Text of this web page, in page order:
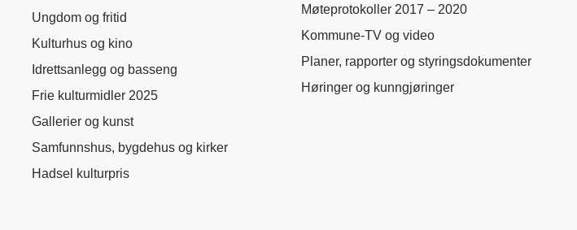
Ungdom og fritid
Kulturhus og kino
Idrettsanlegg og basseng
Frie kulturmidler 2025
Gallerier og kunst
Samfunnshus, bygdehus og kirker
Hadsel kulturpris
Møteprotokoller 2017 – 2020
Kommune-TV og video
Planer, rapporter og styringsdokumenter
Høringer og kunngjøringer